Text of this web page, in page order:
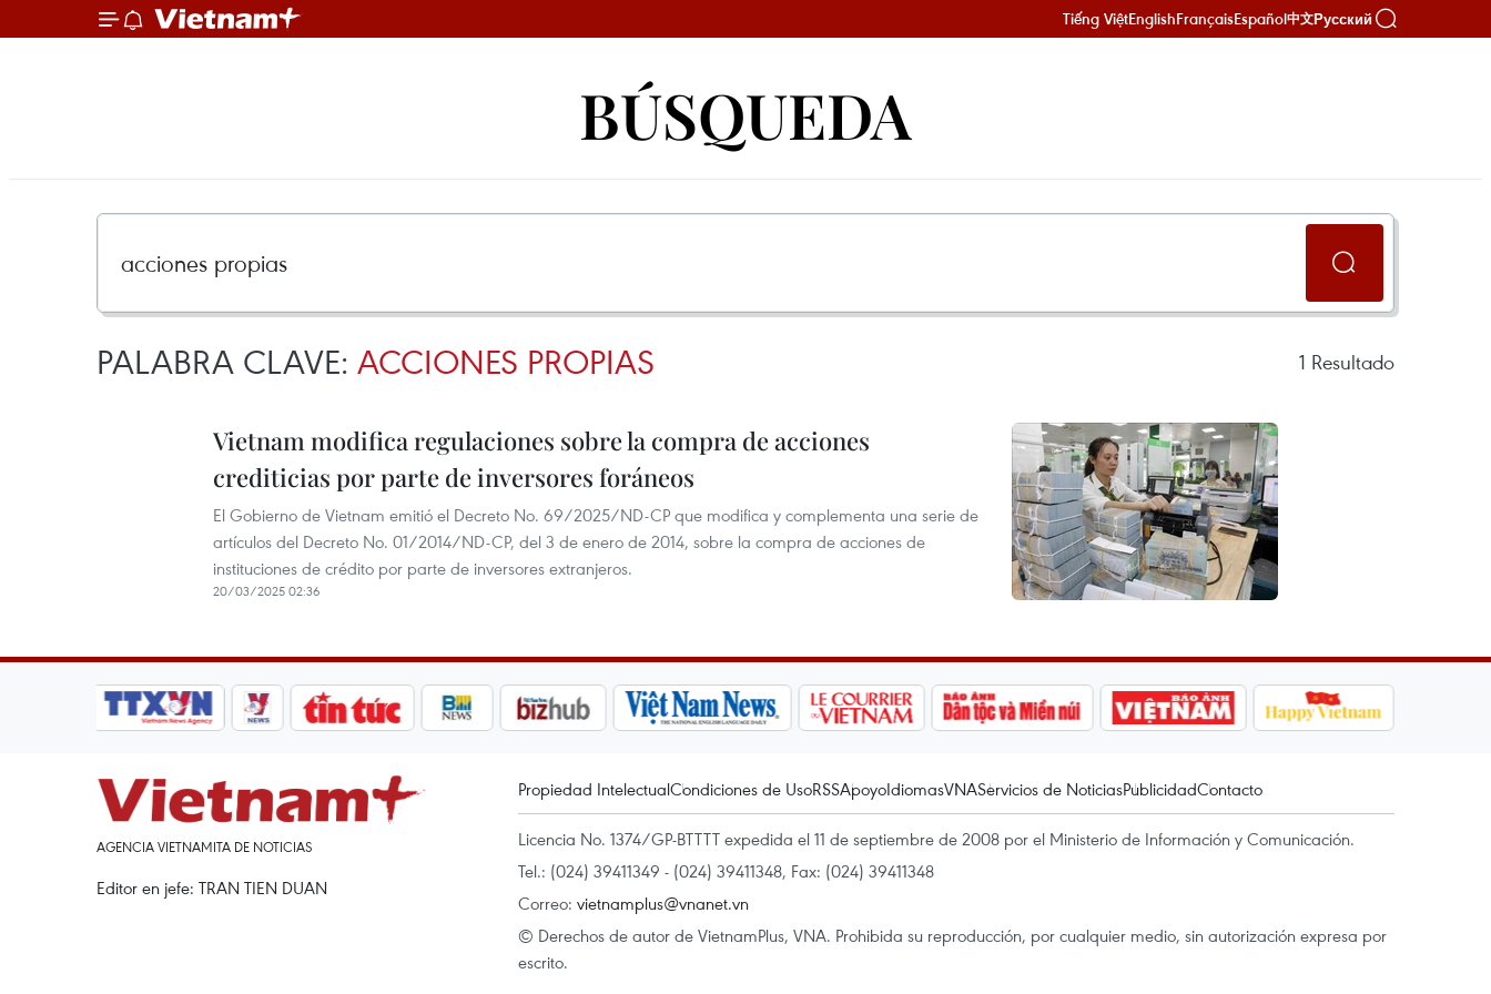
Tiếng ViệtEnglishFrançaisEspañol中文Русский
BÚSQUEDA
PALABRA CLAVE: ACCIONES PROPIAS 1 Resultado
Vietnam modifica regulaciones sobre la compra de acciones
crediticias por parte de inversores foráneos
El Gobierno de Vietnam emitió el Decreto No. 69/2025/ND-CP que modifica y complementa una serie de
artículos del Decreto No. 01/2014/ND-CP, del 3 de enero de 2014, sobre la compra de acciones de
instituciones de crédito por parte de inversores extranjeros.
20/03/2025 02:36
AGENCIA VIETNAMITA DE NOTICIAS
Editor en jefe: TRAN TIEN DUAN
Propiedad IntelectualCondiciones de UsoRSSApoyoIdiomasVNAServicios de NoticiasPublicidadContacto
Licencia No. 1374/GP-BTTTT expedida el 11 de septiembre de 2008 por el Ministerio de Información y Comunicación.
Tel.: (024) 39411349 - (024) 39411348, Fax: (024) 39411348
Correo: vietnamplus@vnanet.vn
© Derechos de autor de VietnamPlus, VNA. Prohibida su reproducción, por cualquier medio, sin autorización expresa por
escrito.